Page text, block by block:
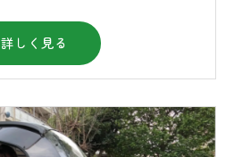
詳しく見る